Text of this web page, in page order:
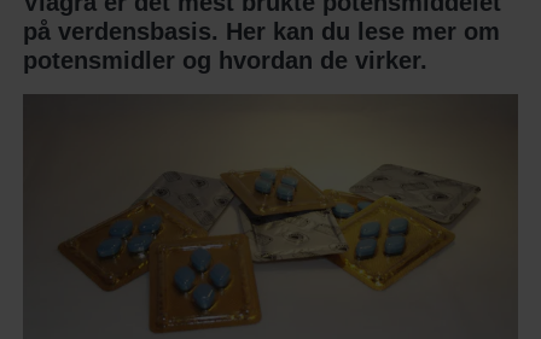
KONTAKT
på verdensbasis. Her kan du lese mer om
potensmidler og hvordan de virker.